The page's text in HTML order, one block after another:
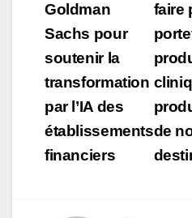
faire
de
Goldman
Sachs pour
soutenir la
transformation
par l’IA des
établissements
financiers